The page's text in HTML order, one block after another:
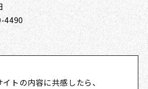
4490
イトの内容に共感したら、